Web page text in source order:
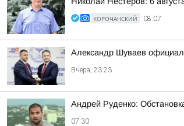
КОРОЧАНСКИЙ 08:07
Александр Шуваев
Вчера, 23:23
Андрей Руденко:
07:30